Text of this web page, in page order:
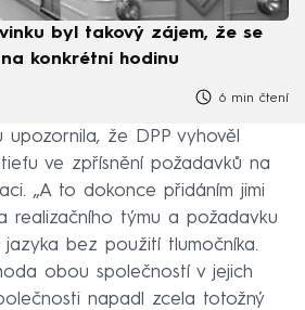
byl takový zájem, že se
konkrétní hodinu
6 min čtení
upozornila, že DPP vyhověl
ve zpřísnění požadavků na
„A to dokonce přidáním jimi
realizačního týmu a požadavku
bez použití tlumočníka.
obou společností v jejich
napadl zcela totožný